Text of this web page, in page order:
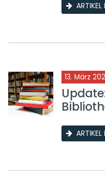
ARTIKEL
13. März
ARTIKEL